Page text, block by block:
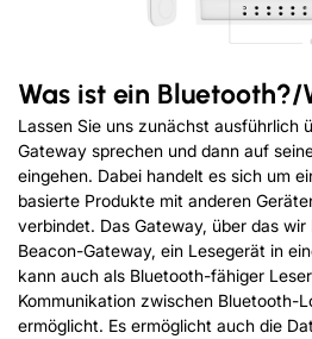
Was ist ein Bluetooth?/
Lassen Sie uns zunächst ausführlich
Gateway sprechen und dann auf
eingehen. Dabei handelt es sich um
basierte Produkte mit anderen
verbindet. Das Gateway, über das
Beacon-Gateway, ein Lesegerät in
kann auch als Bluetooth-fähiger
Kommunikation zwischen Bluetooth-
ermöglicht. Es ermöglicht auch die